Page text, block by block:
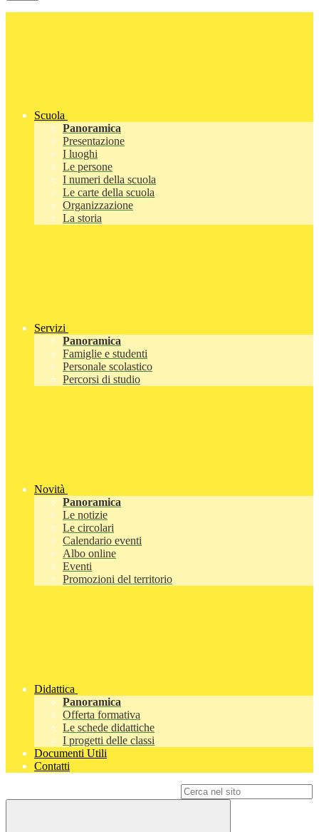
Scuola
Panoramica
Presentazione
I luoghi
Le persone
I numeri della scuola
Le carte della scuola
Organizzazione
La storia
Servizi
Panoramica
Famiglie e studenti
Personale scolastico
Percorsi di studio
Novità
Panoramica
Le notizie
Le circolari
Calendario eventi
Albo online
Eventi
Promozioni del territorio
Didattica
Panoramica
Offerta formativa
Le schede didattiche
I progetti delle classi
Documenti Utili
Contatti